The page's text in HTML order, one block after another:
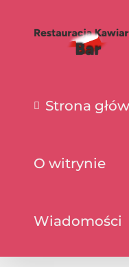
Strona
O witrynie
Wiadomości